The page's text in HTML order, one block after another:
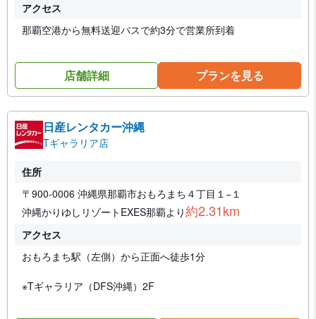
アクセス
那覇空港から無料送迎バスで約3分で営業所到着
店舗詳細 プランを見る
日産レンタカー沖縄
Tギャラリア店
住所
〒900-0006 沖縄県那覇市おもろまち４丁目１−１
沖縄かりゆしリゾートEXES那覇より約2.31km
アクセス
おもろまち駅（左側）から正面へ徒歩1分
※Tギャラリア（DFS沖縄）2F